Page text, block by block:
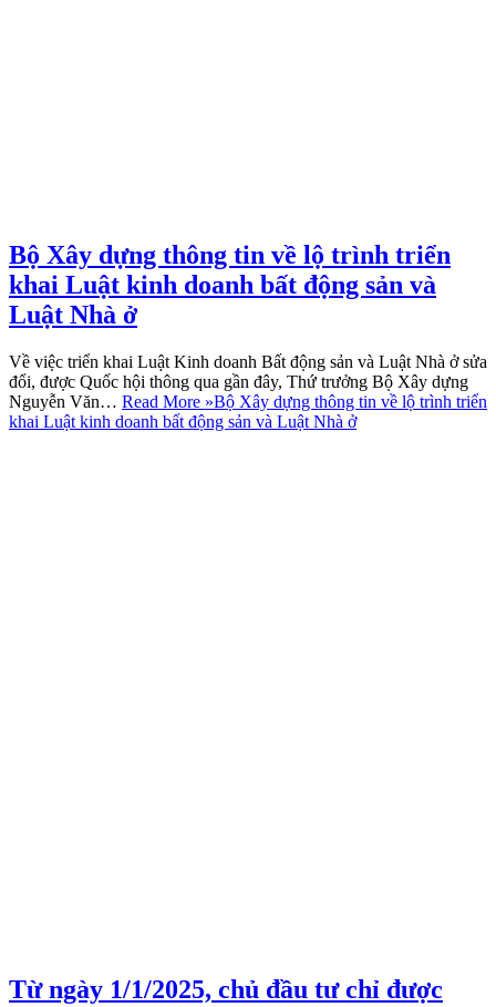
Bộ Xây dựng thông tin về lộ trình triển
khai Luật kinh doanh bất động sản và
Luật Nhà ở
Về việc triển khai Luật Kinh doanh Bất động sản và Luật Nhà ở sửa
đổi, được Quốc hội thông qua gần đây, Thứ trưởng Bộ Xây dựng
Nguyễn Văn… Read More »Bộ Xây dựng thông tin về lộ trình triển
khai Luật kinh doanh bất động sản và Luật Nhà ở
Từ ngày 1/1/2025, chủ đầu tư chỉ được